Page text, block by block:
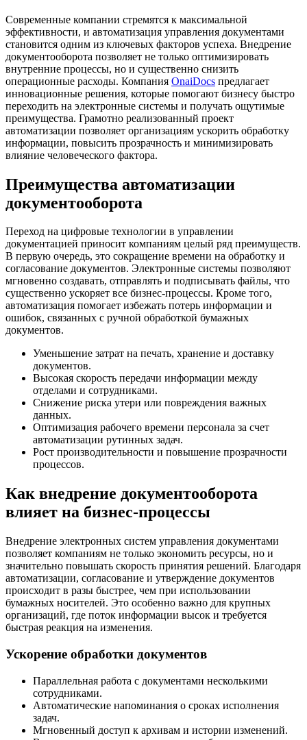
Современные компании стремятся к максимальной
эффективности, и автоматизация управления документами
становится одним из ключевых факторов успеха. Внедрение
документооборота позволяет не только оптимизировать
внутренние процессы, но и существенно снизить
операционные расходы. Компания OnaiDocs предлагает
инновационные решения, которые помогают бизнесу быстро
переходить на электронные системы и получать ощутимые
преимущества. Грамотно реализованный проект
автоматизации позволяет организациям ускорить обработку
информации, повысить прозрачность и минимизировать
влияние человеческого фактора.
Преимущества автоматизации
документооборота
Переход на цифровые технологии в управлении
документацией приносит компаниям целый ряд преимуществ.
В первую очередь, это сокращение времени на обработку и
согласование документов. Электронные системы позволяют
мгновенно создавать, отправлять и подписывать файлы, что
существенно ускоряет все бизнес-процессы. Кроме того,
автоматизация помогает избежать потерь информации и
ошибок, связанных с ручной обработкой бумажных
документов.
Уменьшение затрат на печать, хранение и доставку
документов.
Высокая скорость передачи информации между
отделами и сотрудниками.
Снижение риска утери или повреждения важных
данных.
Оптимизация рабочего времени персонала за счет
автоматизации рутинных задач.
Рост производительности и повышение прозрачности
процессов.
Как внедрение документооборота
влияет на бизнес-процессы
Внедрение электронных систем управления документами
позволяет компаниям не только экономить ресурсы, но и
значительно повышать скорость принятия решений. Благодаря
автоматизации, согласование и утверждение документов
происходит в разы быстрее, чем при использовании
бумажных носителей. Это особенно важно для крупных
организаций, где поток информации высок и требуется
быстрая реакция на изменения.
Ускорение обработки документов
Параллельная работа с документами несколькими
сотрудниками.
Автоматические напоминания о сроках исполнения
задач.
Мгновенный доступ к архивам и истории изменений.